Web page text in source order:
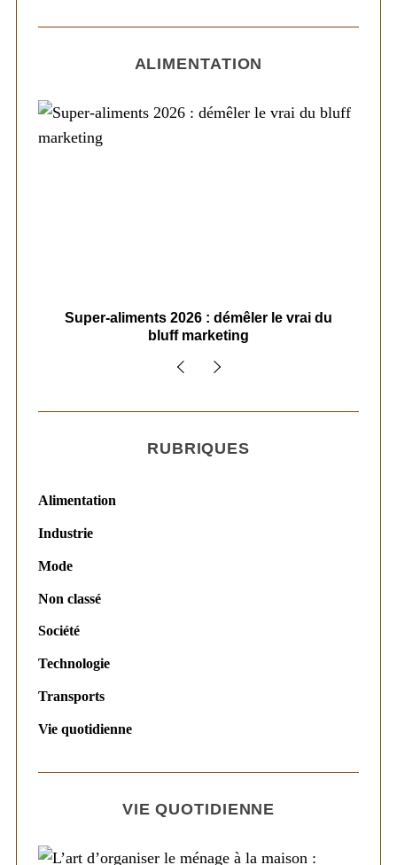
ALIMENTATION
Super-aliments 2026 : démêler le vrai du
bluff marketing
RUBRIQUES
Alimentation
Industrie
Mode
Non classé
Société
Technologie
Transports
Vie quotidienne
VIE QUOTIDIENNE